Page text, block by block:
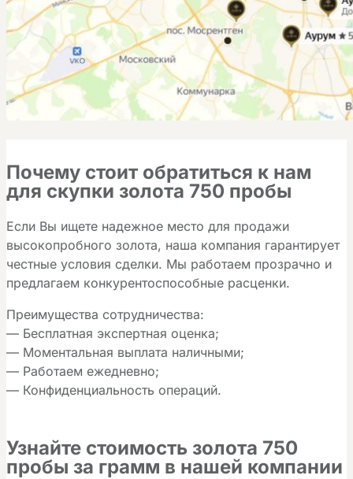
Почему стоит обратиться к нам
для скупки золота 750 пробы
Если Вы ищете надежное место для продажи
высокопробного золота, наша компания гарантирует
честные условия сделки. Мы работаем прозрачно и
предлагаем конкурентоспособные расценки.
Преимущества сотрудничества:
— Бесплатная экспертная оценка;
— Моментальная выплата наличными;
— Работаем ежедневно;
— Конфиденциальность операций.
Узнайте стоимость золота 750
пробы за грамм в нашей компании